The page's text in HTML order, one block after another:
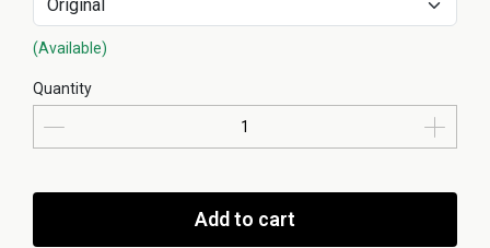
(Available)
Quantity
Add to cart